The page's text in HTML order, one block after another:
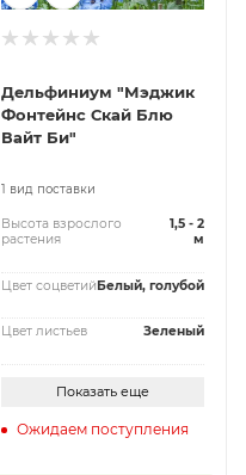
Дельфиниум "Мэджик
Фонтейнс Скай Блю
Вайт Би"
1 вид поставки
Высота взрослого
растения
1,5 - 2
м
Цвет соцветийБелый, голубой
Цвет листьев Зеленый
Показать еще
Ожидаем поступления